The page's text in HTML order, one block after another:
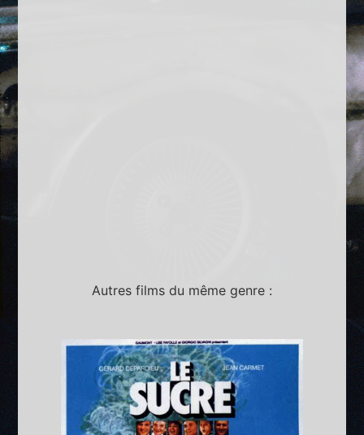
Autres films du même genre :